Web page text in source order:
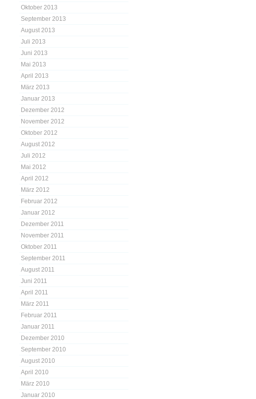
Oktober 2013
September 2013
August 2013
Juli 2013
Juni 2013
Mai 2013
April 2013
März 2013
Januar 2013
Dezember 2012
November 2012
Oktober 2012
August 2012
Juli 2012
Mai 2012
April 2012
März 2012
Februar 2012
Januar 2012
Dezember 2011
November 2011
Oktober 2011
September 2011
August 2011
Juni 2011
April 2011
März 2011
Februar 2011
Januar 2011
Dezember 2010
September 2010
August 2010
April 2010
März 2010
Januar 2010